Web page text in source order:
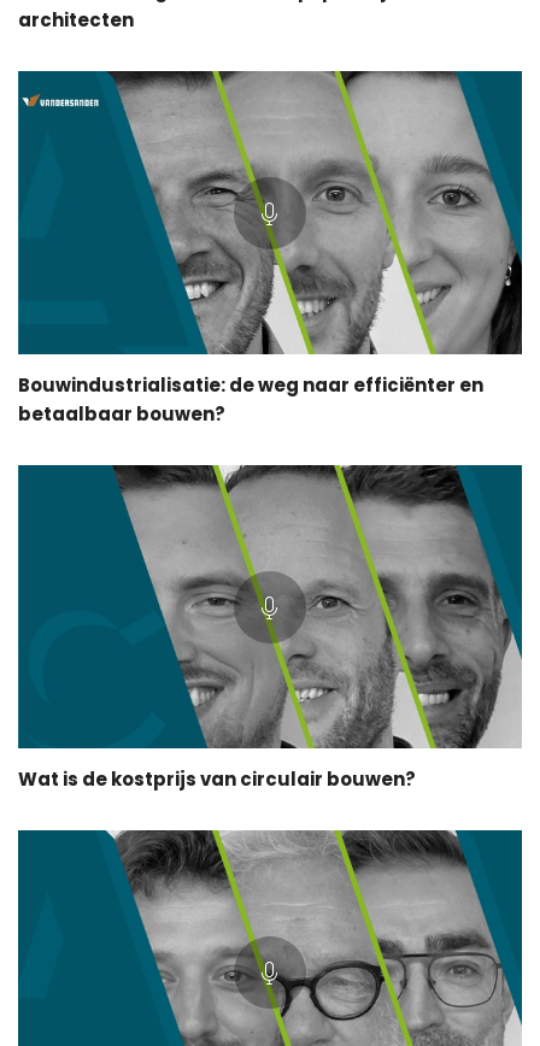
architecten
Bouwindustrialisatie: de weg naar efficiënter en
betaalbaar bouwen?
Wat is de kostprijs van circulair bouwen?